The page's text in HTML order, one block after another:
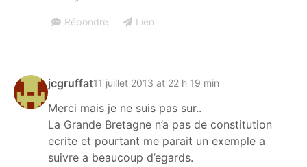
Répondre Lien
jcgruffat11 juillet 2013 at 22 h 19 min
Merci mais je ne suis pas sur..
La Grande Bretagne n’a pas de constitution
ecrite et pourtant me parait un exemple a
suivre a beaucoup d’egards.